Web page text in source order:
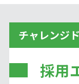
チャレンジ
採用